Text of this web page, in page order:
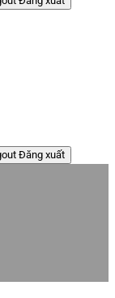
Đăng xuất